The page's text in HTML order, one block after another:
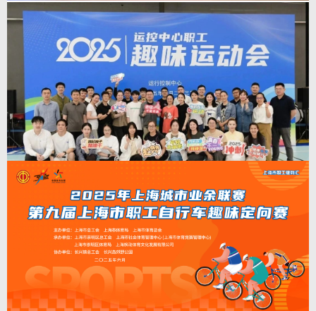
9
2025-6-9
2025年上海城市业余联赛上海市职工健身汇暨
第九届上海市职工自行车趣味定向赛顺利开赛！
2025年上海城市业余联赛上海市职工健身汇暨第九届上海市职工自行车趣味
定向赛顺利开赛！本次定向赛旨在引导上海职工在体育运动中加强体格锻炼，
磨练意志品格，促进团结协作的精，推动职工队伍高质量发展。让大家成为热
爱运动，健康生活，做快乐工作的传播者，充分体现“我运动、我健康、我快
乐”健康风貌。
查看详情 >
25
2025-5-25
赛事服务|枫动体育提升办赛质量，一站式为企
业打造一场精彩纷呈的趣味运动会！
赛事服务|枫动体育提升办赛质量，一站式为企业打造一场精彩纷呈的趣味运
动会！从“旱地龙舟”的速度激情“，到“趣味接力”的默契满分；从“龟兔赛跑”的
欢乐时光到“陆地冰壶”的动静之美；从“众星捧月”的同心协力到“趣味足球射门”
的稳扎稳打……等传统与创新结合，玩出新鲜感！